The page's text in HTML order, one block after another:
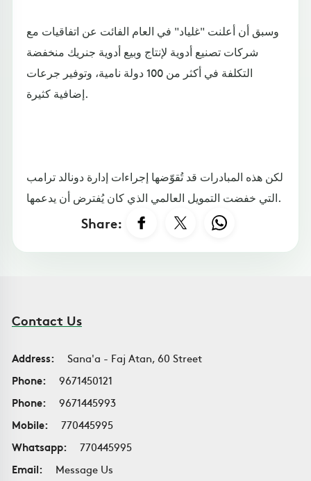
وسبق أن أعلنت "غلياد" في العام الفائت عن اتفاقيات مع
شركات تصنيع أدوية لإنتاج وبيع أدوية جنريك منخفضة
التكلفة في أكثر من 100 دولة نامية، وتوفير جرعات
إضافية كثيرة.
لكن هذه المبادرات قد تُقوّضها إجراءات إدارة دونالد ترامب
التي خفضت التمويل العالمي الذي كان يُفترض أن يدعمها.
Share:
Contact Us
Address:
Sana'a - Faj Atan, 60 Street
Phone:
9671450121
Phone:
9671445993
Mobile:
770445995
Whatsapp:
770445995
Email:
Message Us